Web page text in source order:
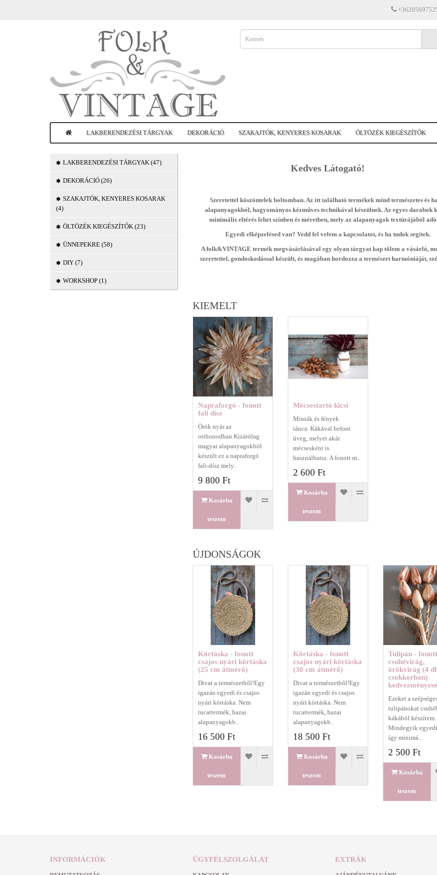
LAKBERENDEZÉSI TÁRGYAK DEKORÁCIÓ SZAKAJTÓK, KENYERES KOSARAK ÖLTÖZÉK KIEGÉSZÍTŐK
LAKBERENDEZÉSI TÁRGYAK (47)
DEKORÁCIÓ (26)
SZAKAJTÓK, KENYERES KOSARAK
(4)
ÖLTÖZÉK KIEGÉSZÍTŐK (23)
ÜNNEPEKRE (58)
DIY (7)
WORKSHOP (1)
Kedves Látogató!
Szeretettel köszöntelek boltomban. Az itt található termékek mind természetes és
alapanyagokból, hagyományos kézműves technikával készülnek. Az egyes darabok
minimális eltérés lehet színben és méretben, mely az alapanyagok textúrájából
Egyedi elképzelésed van? Vedd fel velem a kapcsolatot, és ha tudok segítek.
A folk&VINTAGE termék megvásárlásával egy olyan tárgyat kap tőlem a vásárló,
szeretettel, gondoskodással készült, és magában hordozza a természet harmóniáját,
KIEMELT
Napraforgó - fonott
fali dísz
Örök nyár az
otthonodban.Kizárólag
magyar alapanyagokból
készült ez a napraforgó
fali-dísz mely..
9 800 Ft
Kosárba
teszem
Mécsestartó kicsi
Minták és fények
tánca. Kákával befont
üveg, melyet akár
mécsesként is
használhatsz. A fonott m..
2 600 Ft
Kosárba
teszem
ÚJDONSÁGOK
Körtáska - fonott
csajos nyári körtáska
(25 cm átmérő)
Divat a természetből!Egy
igazán egyedi és csajos
nyári körtáska. Nem
tucattermék, hazai
alapanyagokb..
16 500 Ft
Kosárba
teszem
Körtáska - fonott
csajos nyári körtáska
(30 cm átmérő)
Divat a természetből!Egy
igazán egyedi és csajos
nyári körtáska. Nem
tucattermék, hazai
alapanyagokb..
18 500 Ft
Kosárba
teszem
Tulipán - fonott
csuhévirág,
örökvirág (4
csokkorban)
Ezeket a
tulipánokat
kákából készítem.
Mindegyik
így minimá..
2 500 Ft
Kosárba
teszem
INFORMÁCIÓK ÜGYFÉLSZOLGÁLAT EXTRÁK